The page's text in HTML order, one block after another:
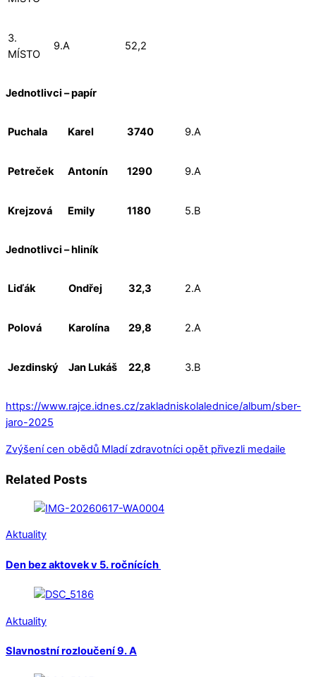
3.
MÍSTO
9.A 52,2
Jednotlivci – papír
Puchala Karel 3740 9.A
Petreček Antonín 1290 9.A
Krejzová Emily 1180 5.B
Jednotlivci – hliník
Liďák Ondřej 32,3 2.A
Polová Karolína 29,8 2.A
Jezdinský Jan Lukáš 22,8 3.B
https://www.rajce.idnes.cz/zakladniskolalednice/album/sber-
jaro-2025
Zvýšení cen obědů Mladí zdravotníci opět přivezli medaile
Related Posts
Aktuality
Den bez aktovek v 5. ročnících
Aktuality
Slavnostní rozloučení 9. A